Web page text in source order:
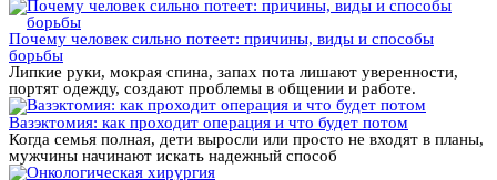
Почему человек сильно потеет: причины, виды и способы
борьбы
Липкие руки, мокрая спина, запах пота лишают уверенности,
портят одежду, создают проблемы в общении и работе.
Вазэктомия: как проходит операция и что будет потом
Когда семья полная, дети выросли или просто не входят в планы,
мужчины начинают искать надежный способ